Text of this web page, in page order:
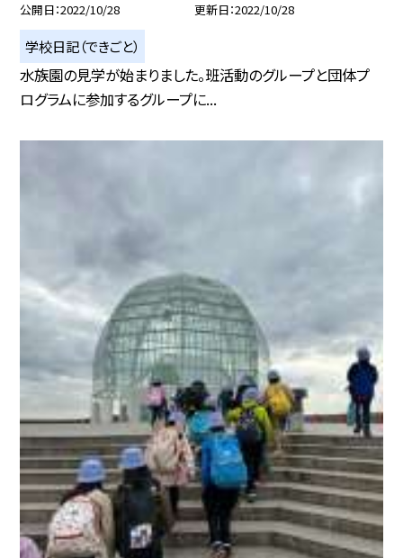
公開日 2022/10/28 更新日 2022/10/28
学校日記（できごと）
水族園の見学が始まりました。班活動のグループと団体プ
ログラムに参加するグループに...